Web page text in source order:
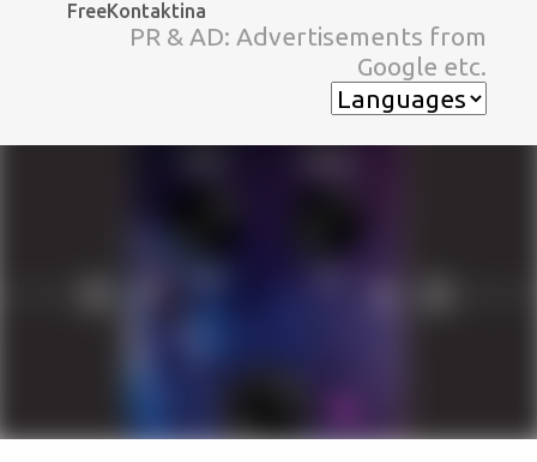
スキップしてメイン コンテンツに移動
FreeKontaktina
PR & AD: Advertisements from
Google etc.